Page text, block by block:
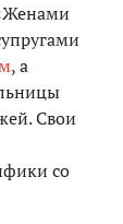
, а
Свои
со